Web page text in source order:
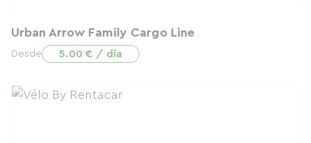
Urban Arrow Family Cargo Line
Desde 5.00 € / día